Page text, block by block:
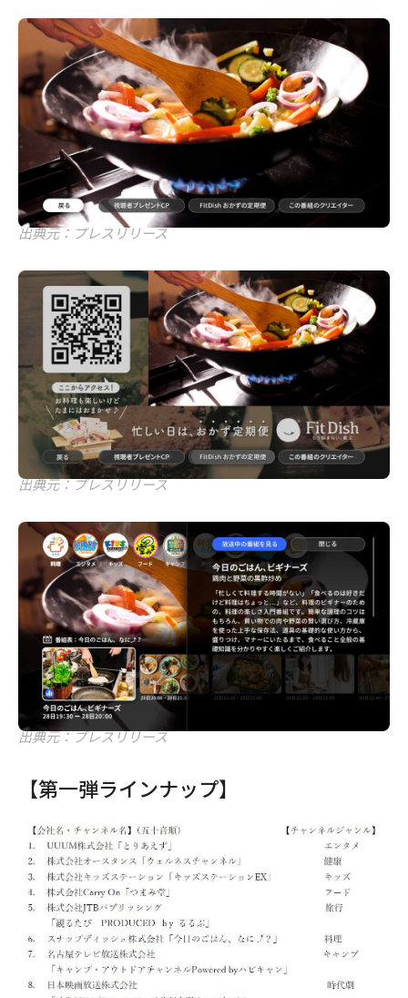
出典元：プレスリリース
出典元：プレスリリース
出典元：プレスリリース
【第一弾ラインナップ】